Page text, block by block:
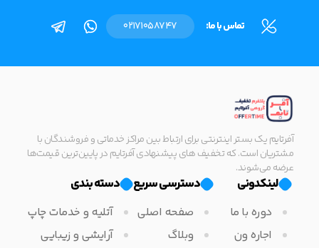
تماس با ما: 02171058747
آفرتایم یک بستر اینترنتی برای ارتباط بین مراکز خدماتی و فروشندگان با
مشتریان است. که تخفیف های پیشنهادی آفرتایم در پایین‌ترین قیمت‌ها
عرضه می‌شوند.
لینکدونی
دوره با ما
اجاره ون
دسترسی سریع
صفحه اصلی
وبلاگ
دسته بندی
آتلیه و خدمات چاپ
آرایشی و زیبایی